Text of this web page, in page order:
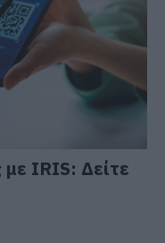
IRIS: Δείτε